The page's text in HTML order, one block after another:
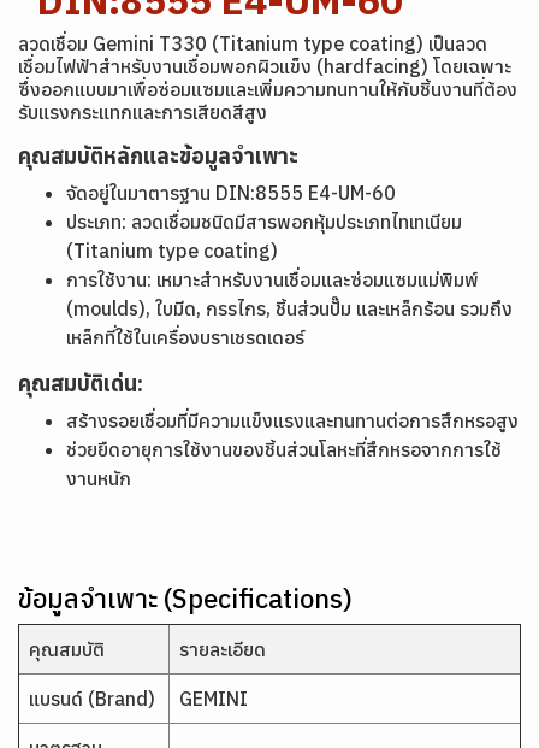
ลวดเชื่อม Gemini T330 (Titanium type coating) เป็นลวด
เชื่อมไฟฟ้าสำหรับงานเชื่อมพอกผิวแข็ง (hardfacing) โดยเฉพาะ
ซึ่งออกแบบมาเพื่อซ่อมแซมและเพิ่มความทนทานให้กับชิ้นงานที่ต้อง
รับแรงกระแทกและการเสียดสีสูง
คุณสมบัติหลักและข้อมูลจำเพาะ
จัดอยู่ในมาตารฐาน DIN:8555 E4-UM-60
ประเภท: ลวดเชื่อมชนิดมีสารพอกหุ้มประเภทไทเทเนียม
(Titanium type coating)
การใช้งาน: เหมาะสำหรับงานเชื่อมและซ่อมแซมแม่พิมพ์
(moulds), ใบมีด, กรรไกร, ชิ้นส่วนปั๊ม และเหล็กร้อน รวมถึง
เหล็กที่ใช้ในเครื่องบราเชรดเดอร์
คุณสมบัติเด่น:
สร้างรอยเชื่อมที่มีความแข็งแรงและทนทานต่อการสึกหรอสูง
ช่วยยืดอายุการใช้งานของชิ้นส่วนโลหะที่สึกหรอจากการใช้
งานหนัก
ข้อมูลจำเพาะ (Specifications)
คุณสมบัติ รายละเอียด
แบรนด์ (Brand) GEMINI